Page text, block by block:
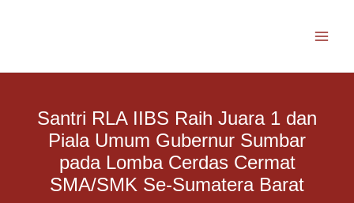
Santri RLA IIBS Raih Juara 1 dan
Piala Umum Gubernur Sumbar
pada Lomba Cerdas Cermat
SMA/SMK Se-Sumatera Barat